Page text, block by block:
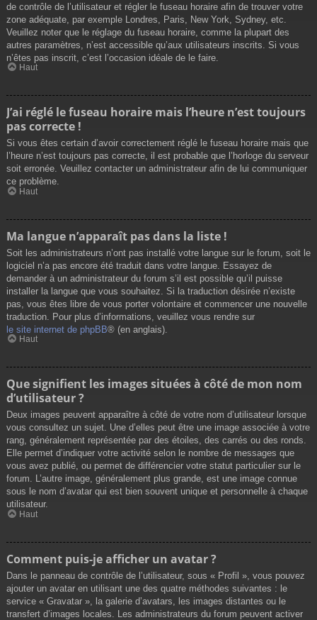
de contrôle de l’utilisateur et régler le fuseau horaire afin de trouver votre
zone adéquate, par exemple Londres, Paris, New York, Sydney, etc.
Veuillez noter que le réglage du fuseau horaire, comme la plupart des
autres paramètres, n’est accessible qu’aux utilisateurs inscrits. Si vous
n’êtes pas inscrit, c’est l’occasion idéale de le faire.
Haut
J’ai réglé le fuseau horaire mais l’heure n’est toujours
pas correcte !
Si vous êtes certain d’avoir correctement réglé le fuseau horaire mais que
l’heure n’est toujours pas correcte, il est probable que l’horloge du serveur
soit erronée. Veuillez contacter un administrateur afin de lui communiquer
ce problème.
Haut
Ma langue n’apparaît pas dans la liste !
Soit les administrateurs n’ont pas installé votre langue sur le forum, soit le
logiciel n’a pas encore été traduit dans votre langue. Essayez de
demander à un administrateur du forum s’il est possible qu’il puisse
installer la langue que vous souhaitez. Si la traduction désirée n’existe
pas, vous êtes libre de vous porter volontaire et commencer une nouvelle
traduction. Pour plus d’informations, veuillez vous rendre sur
le site internet de phpBB® (en anglais).
Haut
Que signifient les images situées à côté de mon nom
d’utilisateur ?
Deux images peuvent apparaître à côté de votre nom d’utilisateur lorsque
vous consultez un sujet. Une d’elles peut être une image associée à votre
rang, généralement représentée par des étoiles, des carrés ou des ronds.
Elle permet d’indiquer votre activité selon le nombre de messages que
vous avez publié, ou permet de différencier votre statut particulier sur le
forum. L’autre image, généralement plus grande, est une image connue
sous le nom d’avatar qui est bien souvent unique et personnelle à chaque
utilisateur.
Haut
Comment puis-je afficher un avatar ?
Dans le panneau de contrôle de l’utilisateur, sous « Profil », vous pouvez
ajouter un avatar en utilisant une des quatre méthodes suivantes : le
service « Gravatar », la galerie d’avatars, les images distantes ou le
transfert d’images locales. Les administrateurs du forum peuvent activer